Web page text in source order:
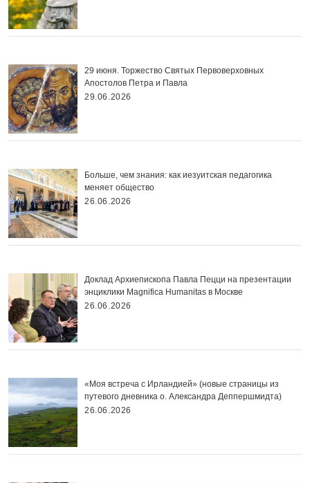
29 июня. Торжество Святых Первоверховных
Апостолов Петра и Павла
29.06.2026
Больше, чем знания: как иезуитская педагогика
меняет общество
26.06.2026
Доклад Архиепископа Павла Пецци на презентации
энциклики Magnifica Нumanitas в Москве
26.06.2026
«Моя встреча с Ирландией» (новые страницы из
путевого дневника о. Александра Деппершмидта)
26.06.2026